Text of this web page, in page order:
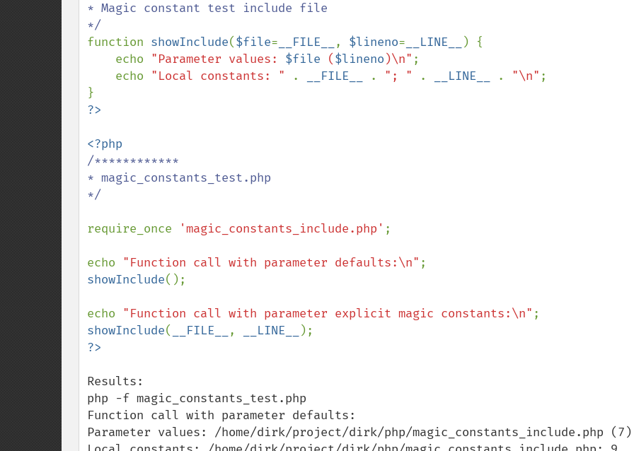
* Magic constant test include file
function showInclude($file= __FILE__ , $lineno= __LINE__
) {
    echo
"Parameter values: $file ($lineno )\n" ;
    echo
"Local constants: " . __FILE__ . "; " . __LINE__ . "\n" ;
/************
* magic_constants_test.php
*/
require_once 'magic_constants_include.php' ;
echo "Function call with parameter defaults:\n"
showInclude();
echo "Function call with parameter explicit magic constants:\n"
showInclude( __FILE__ , __LINE__
Results:
php -f magic_constants_test.php
Function call with parameter defaults:
Parameter values: /home/dirk/project/dirk/php/magic_constants_include.php (7)